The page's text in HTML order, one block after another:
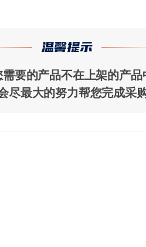
温馨提示
要的产品不在上架的产品
尽最大的努力帮您完成采